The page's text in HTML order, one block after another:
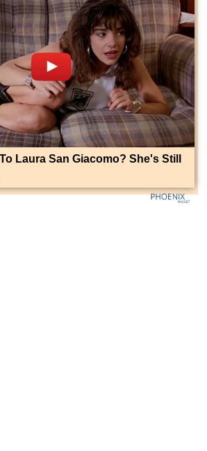
Laura San Giacomo? She's Still